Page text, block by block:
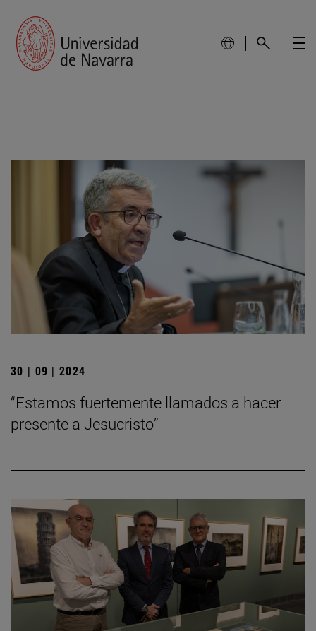
30 | 09 | 2024
“Estamos fuertemente llamados a hacer
presente a Jesucristo”